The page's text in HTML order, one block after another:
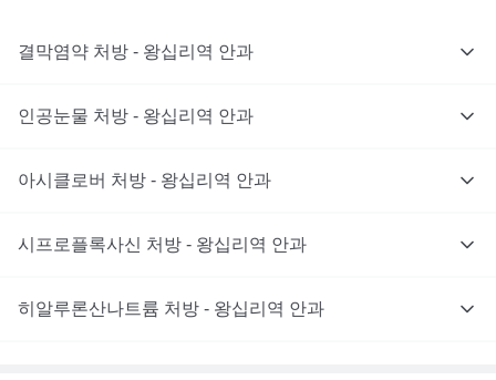
결막염약 처방 - 왕십리역 안과
인공눈물 처방 - 왕십리역 안과
아시클로버 처방 - 왕십리역 안과
시프로플록사신 처방 - 왕십리역 안과
히알루론산나트륨 처방 - 왕십리역 안과